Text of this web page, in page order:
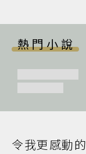
熱門小說
令我更感動